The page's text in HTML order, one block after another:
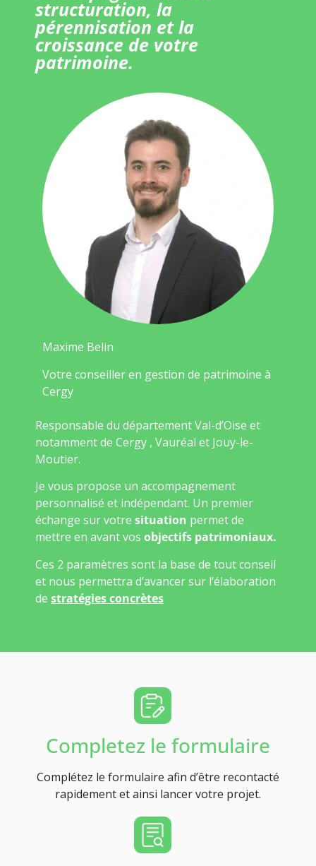
structuration, la
pérennisation et la
croissance de votre
patrimoine.
Maxime Belin
Votre conseiller en gestion de patrimoine à
Cergy
Responsable du département Val-d’Oise et
notamment de Cergy , Vauréal et Jouy-le-
Moutier.
Je vous propose un accompagnement
personnalisé et indépendant. Un premier
échange sur votre situation permet de
mettre en avant vos objectifs patrimoniaux.
Ces 2 paramètres sont la base de tout conseil
et nous permettra d’avancer sur l’élaboration
de stratégies concrètes
Completez le formulaire
Complétez le formulaire afin d’être recontacté
rapidement et ainsi lancer votre projet.